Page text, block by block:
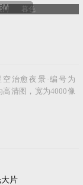
河 暮色
治愈夜景·编号为
高清图，宽为4000像
片